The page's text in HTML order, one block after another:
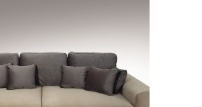
TOVÁBB OLVASOM